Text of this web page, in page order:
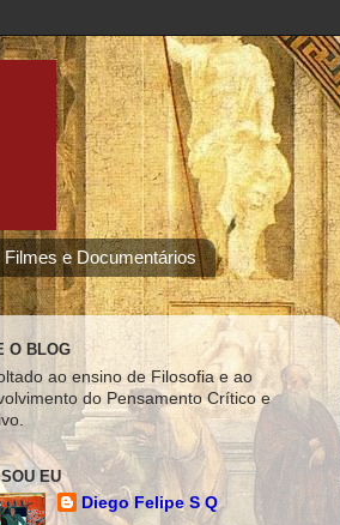
Filmes e Documentários
O BLOG
ao ensino de Filosofia e ao
do Pensamento Crítico e
EU
Diego Felipe S Q